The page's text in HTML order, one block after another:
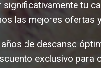
tu
las mejores ofertas
de descanso
exclusivo para